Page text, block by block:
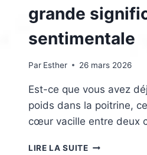
grande
sentimentale
Par Esther 26 mars 2026
Est-ce que vous avez
poids dans la poitrine,
cœur vacille entre deux
LIRE LA SUITEL’AMOUREUX